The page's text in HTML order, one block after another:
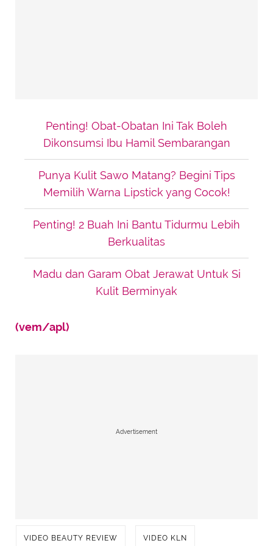
Penting! Obat-Obatan Ini Tak Boleh
Dikonsumsi Ibu Hamil Sembarangan
Punya Kulit Sawo Matang? Begini Tips
Memilih Warna Lipstick yang Cocok!
Penting! 2 Buah Ini Bantu Tidurmu Lebih
Berkualitas
Madu dan Garam Obat Jerawat Untuk Si
Kulit Berminyak
(vem/apl)
Advertisement
VIDEO BEAUTY REVIEW VIDEO KLN